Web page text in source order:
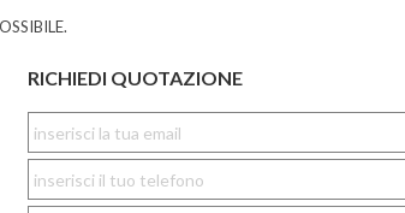
RICHIEDI QUOTAZIONE